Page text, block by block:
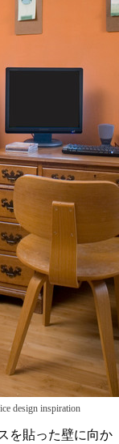
design inspiration
を貼った壁に向か